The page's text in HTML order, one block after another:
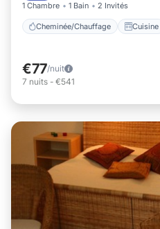
1 Chambre 1 Bain 2 Invités
Cheminée/Chauffage Cuisine
€77/nuit
7 nuits - €541